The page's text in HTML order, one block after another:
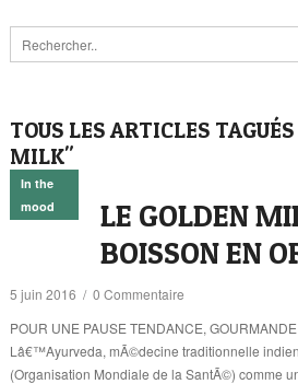
TOUS LES ARTICLES
MILK"
In the
mood
LE GOLDEN
BOISSON EN
5 juin 2016 / 0 Commentaire
POUR UNE PAUSE TENDANCE,
Lâ€™Ayurveda, mÃ©decine traditionnelle
(Organisation Mondiale de la SantÃ©) comme